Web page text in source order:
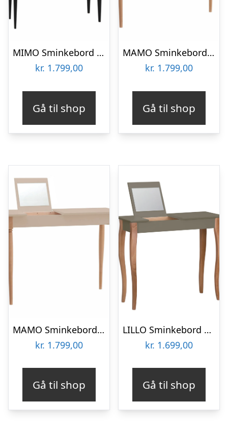
MIMO Sminkebord med spejl – 85×35 cm sorte ben / grafit
kr. 1.799,00
Gå til shop
MAMO Sminkebord med spejl – 105x35cm Pink
kr. 1.799,00
Gå til shop
MAMO Sminkebord med spejl 105x35cm Brun Beige
kr. 1.799,00
Gå til shop
LILLO Sminkebord med spejl 85x35cm Brun
kr. 1.699,00
Gå til shop